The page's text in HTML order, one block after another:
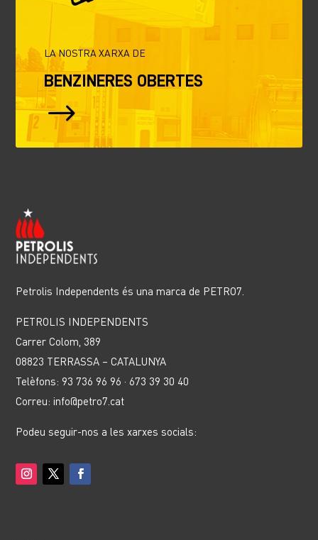
LA NOSTRA XARXA DE
BENZINERES OBERTES
$
Petrolis Independents és una marca de PETRO7.
PETROLIS INDEPENDENTS
Carrer Colom, 389
08823 TERRASSA – CATALUNYA
Telèfons: 93 736 96 96 · 673 39 30 40
Correu: info@petro7.cat
Podeu seguir-nos a les xarxes socials: